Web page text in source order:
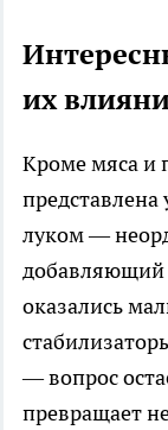
их
Кроме мяса и
луком —
добавляющий
оказались
— вопрос
превращает